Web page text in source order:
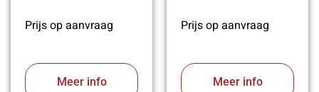
Prijs op aanvraag
Meer info
Prijs op aanvraag
Meer info